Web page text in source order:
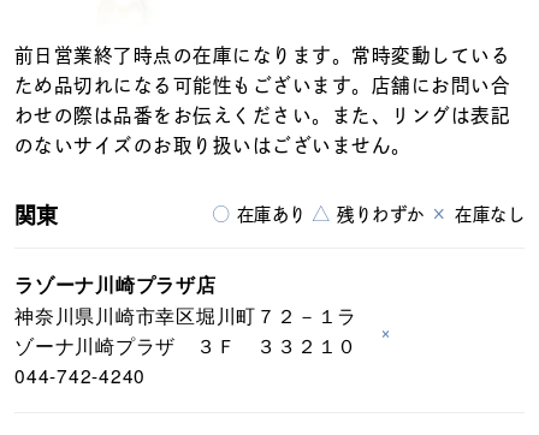
前日営業終了時点の在庫になります。常時変動している
ため品切れになる可能性もございます。店舗にお問い合
わせの際は品番をお伝えください。また、リングは表記
のないサイズのお取り扱いはございません。
○ 在庫あり △ 残りわずか × 在庫なし
関東
ラゾーナ川崎プラザ店
神奈川県川崎市幸区堀川町７２－１ラ
ゾーナ川崎プラザ ３Ｆ ３３２１０
044-742-4240
×